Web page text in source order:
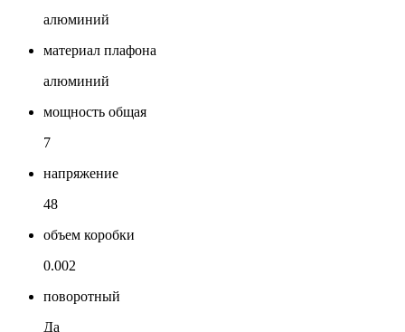
алюминий
материал плафона
алюминий
мощность общая
7
напряжение
48
объем коробки
0.002
поворотный
Да